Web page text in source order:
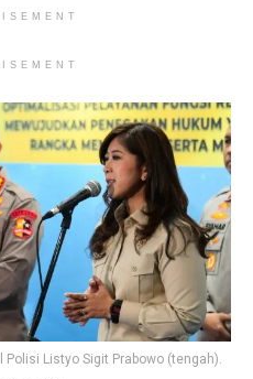
Listyo Sigit Prabowo (tengah).